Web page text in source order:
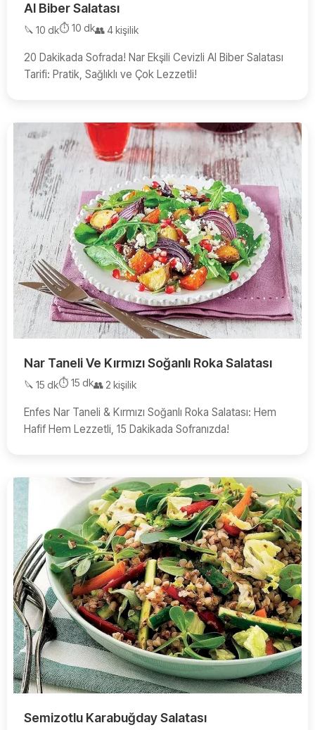
Al Biber Salatası
🔪 10 dk⏱️ 10 dk👥 4 kişilik
20 Dakikada Sofrada! Nar Ekşili Cevizli Al Biber Salatası
Tarifi: Pratik, Sağlıklı ve Çok Lezzetli!
Nar Taneli Ve Kırmızı Soğanlı Roka Salatası
🔪 15 dk⏱️ 15 dk👥 2 kişilik
Enfes Nar Taneli & Kırmızı Soğanlı Roka Salatası: Hem
Hafif Hem Lezzetli, 15 Dakikada Sofranızda!
Semizotlu Karabuğday Salatası